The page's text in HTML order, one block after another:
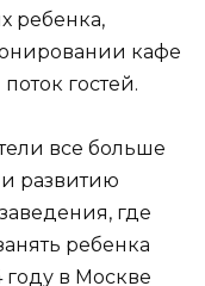
ребенка,
кафе
гостей.
все больше
развитию
где
ребенка
году в Москве